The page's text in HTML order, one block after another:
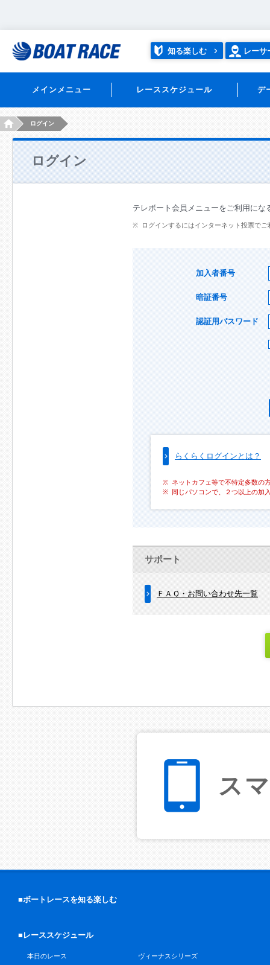
知る楽しむ レーサ
メインメニュー レーススケジュール デ
HOMEログイン
ログイン
テレボート会員メニューをご利用にな
ログインするにはインターネット投票で
加入者番号
暗証番号
認証用パスワード
らくらくログインとは？
ネットカフェ等で不特定多数の
同じパソコンで、２つ以上の加
サポート
ＦＡＱ・お問い合わせ先一覧
ス
■ボートレースを知る楽しむ
■レーススケジュール
本日のレース
ヴィーナスシリーズ